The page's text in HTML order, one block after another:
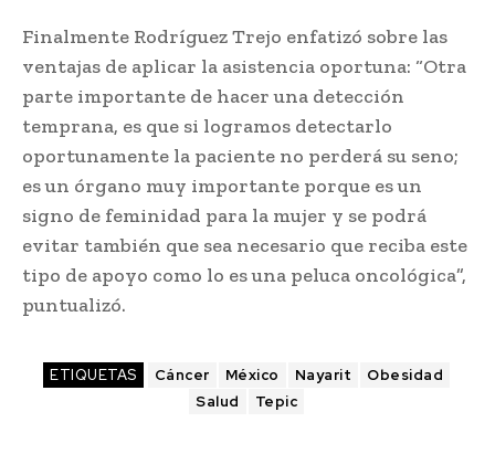
Finalmente Rodríguez Trejo enfatizó sobre las
ventajas de aplicar la asistencia oportuna: “Otra
parte importante de hacer una detección
temprana, es que si logramos detectarlo
oportunamente la paciente no perderá su seno;
es un órgano muy importante porque es un
signo de feminidad para la mujer y se podrá
evitar también que sea necesario que reciba este
tipo de apoyo como lo es una peluca oncológica”,
puntualizó.
ETIQUETAS Cáncer México Nayarit
Obesidad
Salud
Tepic